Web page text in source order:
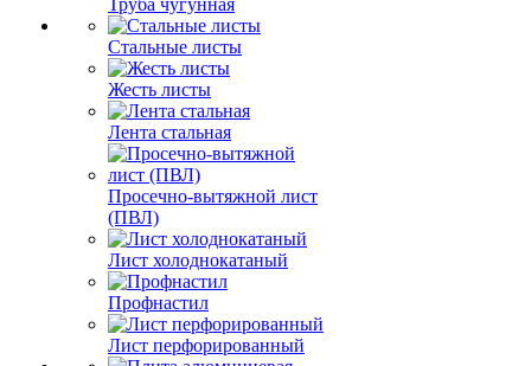
Труба чугунная
Стальные листы
Жесть листы
Лента стальная
Просечно-вытяжной лист
(ПВЛ)
Лист холоднокатаный
Профнастил
Лист перфорированный